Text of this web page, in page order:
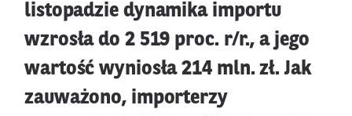
listopadzie dynamika importu
wzrosła do 2 519 proc. r/r., a jego
wartość wyniosła 214 mln. zł. Jak
zauważono, importerzy